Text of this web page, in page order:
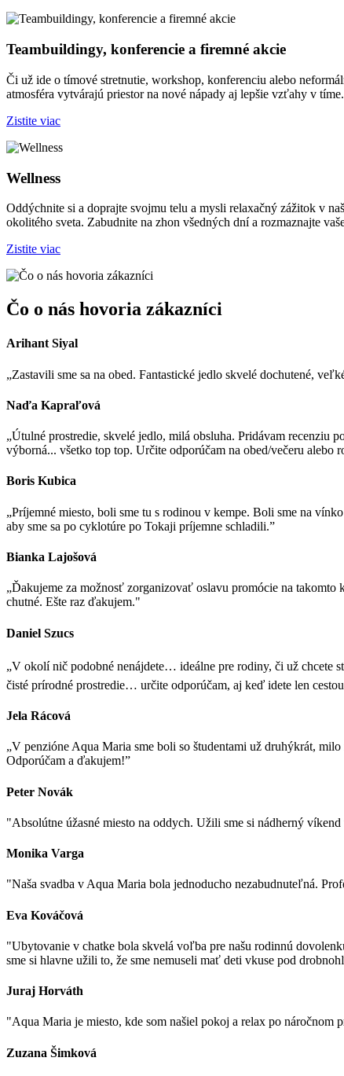
Teambuildingy, konferencie a firemné akcie
Či už ide o tímové stretnutie, workshop, konferenciu alebo
atmosféra vytvárajú priestor na nové nápady aj lepšie vzťahy v tíme.
Zistite viac
Wellness
Oddýchnite si a doprajte svojmu telu a mysli relaxačný zážitok v
okolitého sveta. Zabudnite na zhon všedných dní a rozmaznajte
Zistite viac
Čo o nás hovoria zákazníci
Arihant Siyal
„Zastavili sme sa na obed. Fantastické jedlo skvelé dochutené,
Naďa Kapraľová
„Útulné prostredie, skvelé jedlo, milá obsluha. Pridávam recenziu
výborná... všetko top top. Určite odporúčam na obed/večeru alebo
Boris Kubica
„Príjemné miesto, boli sme tu s rodinou v kempe. Boli sme na
aby sme sa po cyklotúre po Tokaji príjemne schladili.”
Bianka Lajošová
„Ďakujeme za možnosť zorganizovať oslavu promócie na
chutné. Ešte raz ďakujem."
Daniel Szucs
„V okolí nič podobné nenájdete… ideálne pre rodiny, či už
čisté prírodné prostredie… určite odporúčam, aj keď idete len
Jela Rácová
„V penzióne Aqua Maria sme boli so študentami už druhýkrát,
Odporúčam a ďakujem!”
Peter Novák
"Absolútne úžasné miesto na oddych. Užili sme si nádherný
Monika Varga
"Naša svadba v Aqua Maria bola jednoducho nezabudnuteľná.
Eva Kováčová
"Ubytovanie v chatke bola skvelá voľba pre našu rodinnú
sme si hlavne užili to, že sme nemuseli mať deti vkuse pod
Juraj Horváth
"Aqua Maria je miesto, kde som našiel pokoj a relax po
Zuzana Šimková